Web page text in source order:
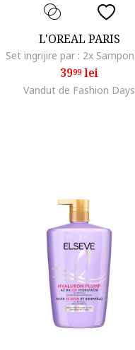
L'OREAL PARIS
3999lei
Vandut de Fashion Days